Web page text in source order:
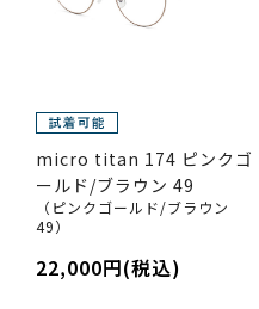
micro titan 174 ピンクゴ
ールド/ブラウン 49
（ピンクゴールド/ブラウン
49）
22,000円(税込)